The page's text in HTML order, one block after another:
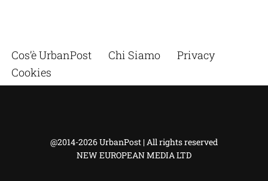
Cos’è UrbanPost Chi Siamo
Privacy
Cookies
@2014-2026 UrbanPost | All rights reserved
NEW EUROPEAN MEDIA LTD